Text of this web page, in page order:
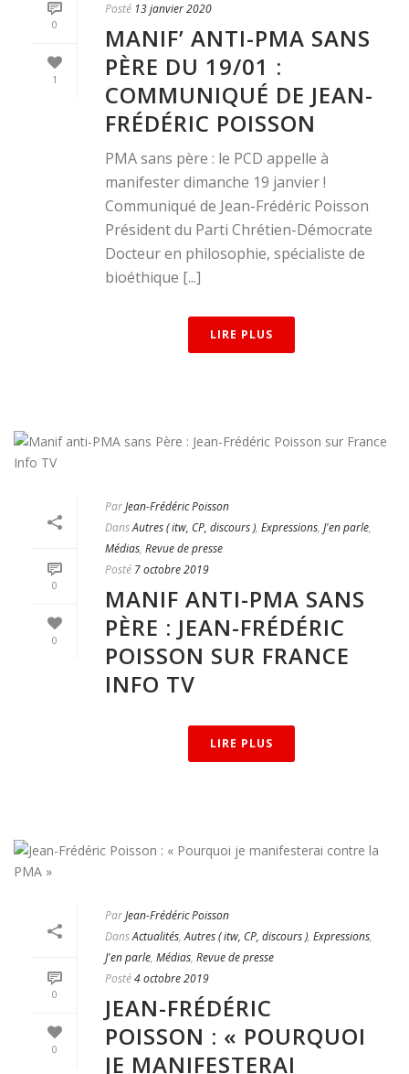
0
1
Posté 13 janvier 2020
MANIF’ ANTI-PMA SANS
PÈRE DU 19/01 :
COMMUNIQUÉ DE JEAN-
FRÉDÉRIC POISSON
PMA sans père : le PCD appelle à
manifester dimanche 19 janvier !
Communiqué de Jean-Frédéric Poisson
Président du Parti Chrétien-Démocrate
Docteur en philosophie, spécialiste de
bioéthique [...]
LIRE PLUS
0
0
ParJean-Frédéric Poisson
DansAutres ( itw, CP, discours ), Expressions, J'en parle,
Médias, Revue de presse
Posté 7 octobre 2019
MANIF ANTI-PMA SANS
PÈRE : JEAN-FRÉDÉRIC
POISSON SUR FRANCE
INFO TV
LIRE PLUS
0
0
ParJean-Frédéric Poisson
DansActualités,Autres ( itw, CP, discours ), Expressions,
J'en parle, Médias, Revue de presse
Posté4 octobre 2019
JEAN-FRÉDÉRIC
POISSON : « POURQUOI
JE MANIFESTERAI